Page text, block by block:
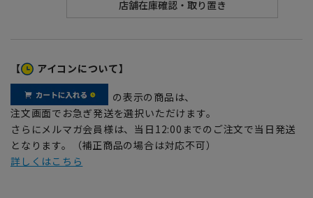
【 アイコンについて】
の表示の商品は、
注文画面でお急ぎ発送を選択いただけます。
さらにメルマガ会員様は、当日12:00までのご注文で当日発送
となります。（補正商品の場合は対応不可）
詳しくはこちら